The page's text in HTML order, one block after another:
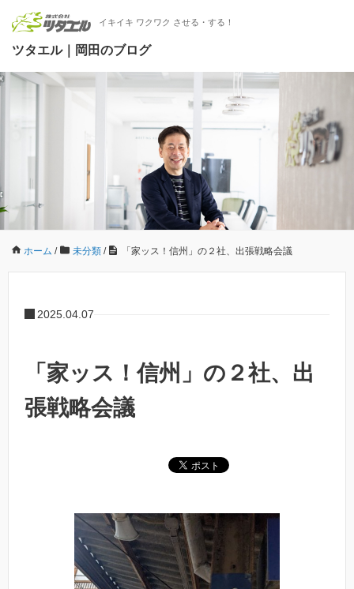
イキイキ ワクワク させる・する！
ツタエル｜岡田のブログ
ホーム / 未分類 / 「家ッス！信州」の２社、出張戦略会議
2025.04.07
「家ッス！信州」の２社、出
張戦略会議